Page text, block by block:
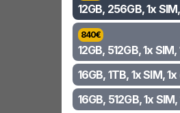
12GB, 256GB, 1x
840€
12GB, 512GB, 1x
16GB, 1TB, 1x SIM,
16GB, 512GB, 1x